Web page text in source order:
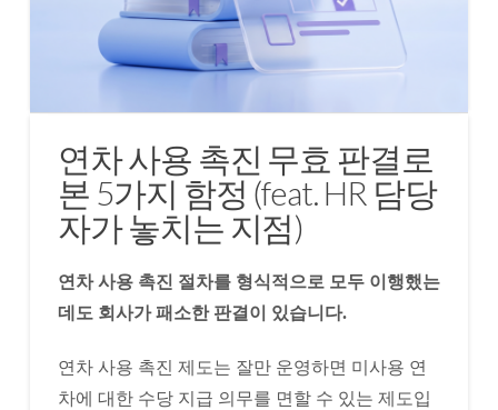
연차 사용 촉진 무효 판결로
본 5가지 함정 (feat. HR 담당
자가 놓치는 지점)
연차 사용 촉진 절차를 형식적으로 모두 이행했는
데도 회사가 패소한 판결이 있습니다.
연차 사용 촉진 제도는 잘만 운영하면 미사용 연
차에 대한 수당 지급 의무를 면할 수 있는 제도입